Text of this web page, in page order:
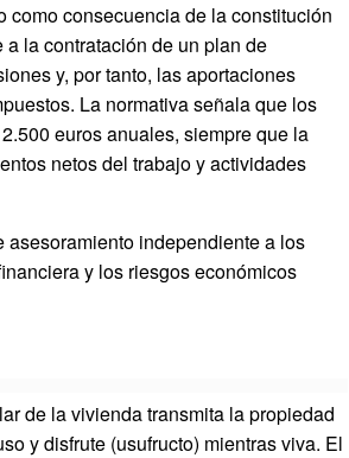
consecuencia de la constitución
la contratación de un plan de
y, por tanto, las aportaciones
La normativa señala que los
euros anuales, siempre que la
netos del trabajo y actividades
independiente a los
y los riesgos económicos
de la vivienda transmita la propiedad
y disfrute (usufructo) mientras viva. El